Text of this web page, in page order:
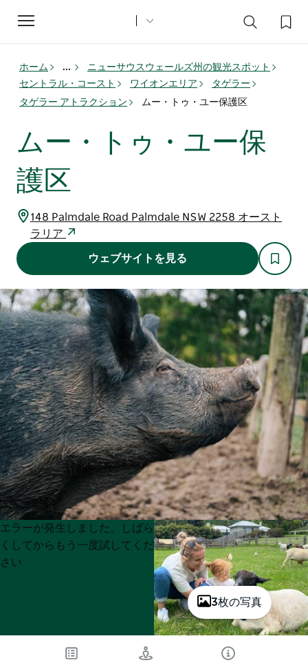
Toggle
navigation
ホーム ...
ニューサウスウェールズ州の観光スポット
セントラル・コースト
ワイオンエリア
タゲラー
タゲラー アトラクション
ムー・トゥ・ユー保護区
ムー・トゥ・ユー保
護区
148 Palmdale Road Palmdale NSW 2258 オースト
ラリア
ウェブサイトを見る
3枚の写真
Product
List
Product
List
エラーが発生しました。しばら
くしてからもう一度試してくだ
さい